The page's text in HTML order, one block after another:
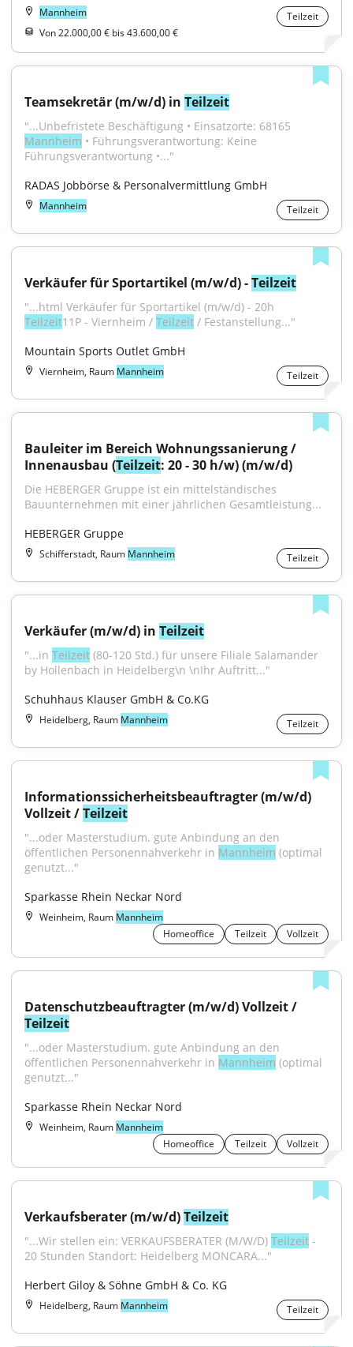
Mannheim
Teilzeit
Von 22.000,00 € bis 43.600,00 €
Teamsekretär (m/w/d) in Teilzeit
Mannheim • Führungsverantwortung: Keine
Führungsverantwortung •..."
RADAS Jobbörse & Personalvermittlung GmbH
Mannheim Teilzeit
Verkäufer für Sportartikel (m/w/d) - Teilzeit
Teilzeit11P - Viernheim / Teilzeit / Festanstellung..."
Mountain Sports Outlet GmbH
Viernheim, Raum Mannheim Teilzeit
Bauleiter im Bereich Wohnungssanierung /
Innenausbau (Teilzeit: 20 - 30 h/w) (m/w/d)
Die HEBERGER Gruppe ist ein mittelständisches
Bauunternehmen mit einer jährlichen Gesamtleistung...
HEBERGER Gruppe
Schifferstadt, Raum Mannheim Teilzeit
Verkäufer (m/w/d) in Teilzeit
"...in Teilzeit (80-120 Std.) für unsere Filiale Salamander
by Hollenbach in Heidelberg\n \nIhr Auftritt..."
Schuhhaus Klauser GmbH & Co.KG
Heidelberg, Raum Mannheim Teilzeit
Informationssicherheitsbeauftragter (m/w/d)
Vollzeit / Teilzeit
"...oder Masterstudium. gute Anbindung an den
öffentlichen Personennahverkehr in Mannheim (optimal
genutzt..."
Sparkasse Rhein Neckar Nord
Weinheim, Raum Mannheim
Homeoffice
Teilzeit Vollzeit
Teilzeit
"...oder Masterstudium. gute Anbindung an den
öffentlichen Personennahverkehr in Mannheim (optimal
genutzt..."
Sparkasse Rhein Neckar Nord
Weinheim, Raum Mannheim
Homeoffice
Teilzeit Vollzeit
Verkaufsberater (m/w/d) Teilzeit
"...Wir stellen ein: VERKAUFSBERATER (M/W/D) Teilzeit -
20 Stunden Standort: Heidelberg MONCARA..."
Herbert Giloy & Söhne GmbH & Co. KG
Heidelberg, Raum Mannheim Teilzeit